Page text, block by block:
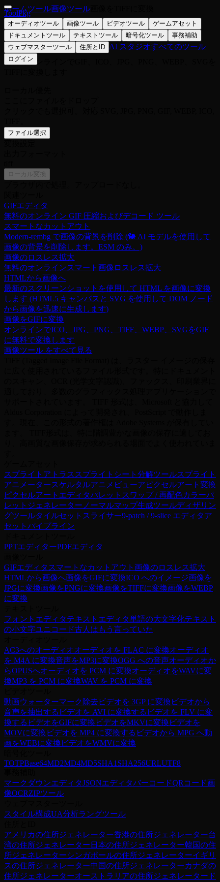
ToolPkg
オーディオツール 画像ツール ビデオツール
ゲームアセット
ドキュメントツール
テキストツール 暗号化ツール
事務補助
ウェブマスターツール
住所とID AI スタジオすべてのツール
ログイン
ホームツール画像ツール
画像をTIFFに変換
無料でオンラインでGIF、ICO、JPG、PNG、WEBP、SVGを
ファイル選択
ローカル変換
GIFエディタ
無料のオンライン GIF 圧縮およびデコード ツール
スマートなカットアウト
Modern-rembg で画像の背景を削除 (🐘 AI モデルを使用して
画像の背景を削除します。ESM のみ。)
画像のロスレス拡大
無料のオンラインスマート画像ロスレス拡大
HTMLから画像へ
最新のスクリーンショットを使用して HTML を画像に変換
します (HTML5 キャンバスと SVG を使用して DOM ノード
から画像を迅速に生成します)
画像をGIFに変換
オンラインでICO、JPG、PNG、TIFF、WEBP、SVGをGIF
に無料で変換します
画像ツール をすべて見る
スプライトアトラス スプライトシート分解ツールスプライト
アニメータースケルタルアニメビューア ピクセルアート変換
ピクセルアートエディタパレットスワップ / 再配色カラーパ
レットジェネレーター ノーマルマップ生成ツールディザリン
グツールタイルセットスライサー9-patch / 9-slice エディタア
セットパイプライン
PPTエディターPDFエディタ
GIFエディタ スマートなカットアウト 画像のロスレス拡大
HTMLから画像へ画像をGIFに変換ICO へのイメージ画像を
JPGに変換画像をPNGに変換画像をTIFFに変換画像をWEBP
に変換
フォントエディタテキストエディタ単語の大文字化テキスト
の小文字ユニコード古人はもう言っていた
AC3へのオーディオオーディオを FLAC に変換オーディオ
を M4A に変換音声をMP3に変換OGG への音声オーディオか
らOPUSへオーディオを PCM に変換オーディオをWAVに変
換MP3 を PCM に変換WAV を PCM に変換
動画ウォーターマーク除去ビデオを 3GP に変換 ビデオから
音声を抽出する ビデオを AVI に変換する ビデオを FLV に変
換する ビデオをGIFに変換 ビデオをMKVに変換 ビデオを
MOVに変換 ビデオを MP4 に変換する ビデオから MPG へ動
画をWEBに変換 ビデオをWMVに変換
TOTPBase64MD2MD4MD5SHA1 SHA256URLUTF8
マークダウンエディタJSONエディタバーコードQRコード画
像OCRZIPツール
スタイル構成UA分析ラングツール
アメリカの住所ジェネレーター香港の住所ジェネレーター台
湾の住所ジェネレーター 日本の住所ジェネレーター韓国の住
所ジェネレーターシンガポールの住所ジェネレーターイギリ
スの住所ジェネレーター中国の住所ジェネレーターカナダの
住所ジェネレーターオーストラリアの住所ジェネレーター ド